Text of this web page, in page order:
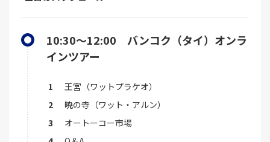
10:30～12:00 バンコク（タイ）オンラ
インツアー
王宮（ワットプラケオ）
暁の寺（ワット・アルン）
オートーコー市場